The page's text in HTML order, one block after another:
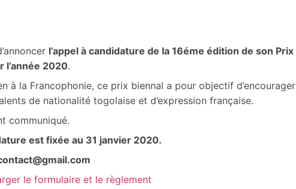
l’appel à candidature de la 16éme édition de son Prix
l’année 2020.
à la Francophonie, ce prix biennal a pour objectif d’encourager
de nationalité togolaise et d’expression française.
communiqué.
est fixée au 31 janvier 2020.
le formulaire et le règlement